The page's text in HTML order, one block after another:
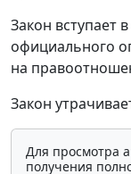
Закон вступает
официального
на
Закон
Для просмотра
получения